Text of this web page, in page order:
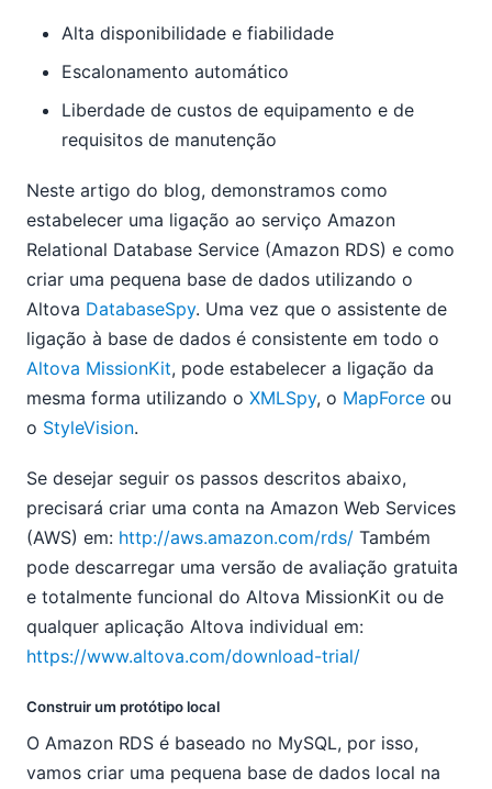
Alta disponibilidade e fiabilidade
Escalonamento automático
Liberdade de custos de equipamento e de
requisitos de manutenção
Neste artigo do blog, demonstramos como
estabelecer uma ligação ao serviço Amazon
Relational Database Service (Amazon RDS) e como
criar uma pequena base de dados utilizando o
Altova DatabaseSpy. Uma vez que o assistente de
ligação à base de dados é consistente em todo o
Altova MissionKit, pode estabelecer a ligação da
mesma forma utilizando o XMLSpy, o MapForce ou
o StyleVision.
Se desejar seguir os passos descritos abaixo,
precisará criar uma conta na Amazon Web Services
(AWS) em: http://aws.amazon.com/rds/ Também
pode descarregar uma versão de avaliação gratuita
e totalmente funcional do Altova MissionKit ou de
qualquer aplicação Altova individual em:
https://www.altova.com/download-trial/
Construir um protótipo local
O Amazon RDS é baseado no MySQL, por isso,
vamos criar uma pequena base de dados local na